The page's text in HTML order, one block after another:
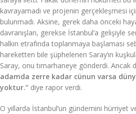
kavrayamadı ve projenin gerçekleşmesi
bulunmadı. Aksine, gerek daha önceki
davranışları, gerekse İstanbul’a gelişiyle
halkın etrafında toplanmaya başlaması
hareketten bile şüphelenen Saray’ın
Saray, onu tımarhaneye gönderdi. Ancak
adamda zerre kadar cünun varsa
yoktur.” diye rapor verdi.
O yıllarda İstanbul’un gündemini hürriyet